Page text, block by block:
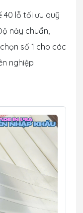
40 lỗ tối ưu quỹ
nảy chuẩn,
số 1 cho các
nghiệp